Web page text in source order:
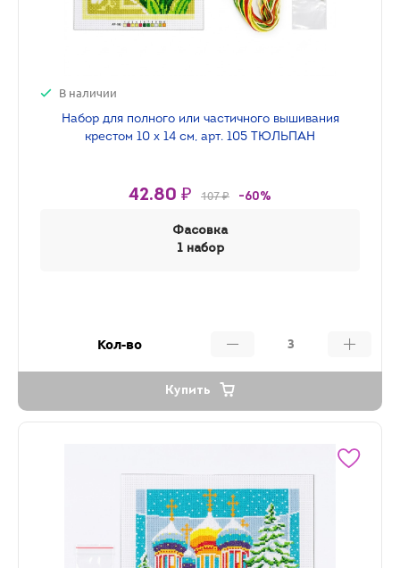
В наличии
Набор для полного или частичного вышивания
крестом 10 х 14 см, арт. 105 ТЮЛЬПАН
42.80 ₽ 107 ₽ -60%
Фасовка
1 набор
Кол-во
Купить